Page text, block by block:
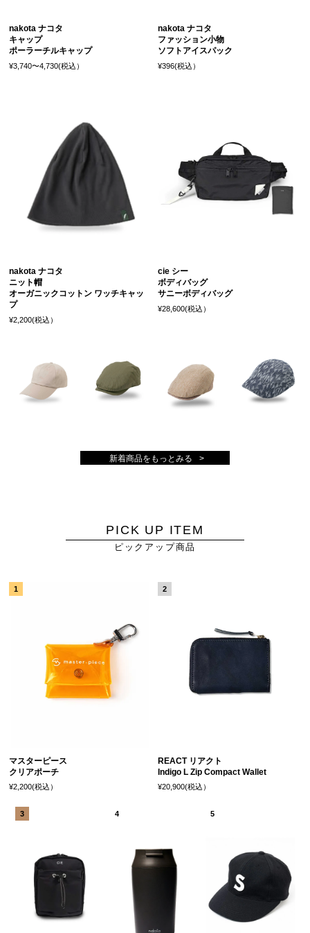
nakota ナコタ
キャップ
ポーラーチルキャップ
¥3,740〜4,730(税込）
nakota ナコタ
ファッション小物
ソフトアイスパック
¥396(税込）
nakota ナコタ
ニット帽
オーガニックコットン ワッチキャッ
プ
¥2,200(税込）
cie シー
ボディバッグ
サニーボディバッグ
¥28,600(税込）
新着商品をもっとみる
PICK UP ITEM
ピックアップ商品
マスターピース
クリアポーチ
¥2,200(税込）
REACT リアクト
Indigo L Zip Compact Wallet
¥20,900(税込）